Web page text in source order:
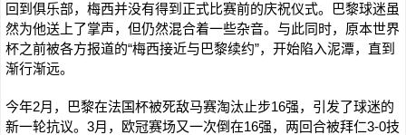
回到俱乐部，梅西并没有得到正式比赛前的庆祝仪式。巴黎球迷虽
然为他送上了掌声，但仍然混合着一些杂音。与此同时，原本世界
杯之前被各方报道的“梅西接近与巴黎续约”，开始陷入泥潭，直到
渐行渐远。
今年2月，巴黎在法国杯被死敌马赛淘汰止步16强，引发了球迷的
新一轮抗议。3月，欧冠赛场又一次倒在16强，两回合被拜仁3-0技